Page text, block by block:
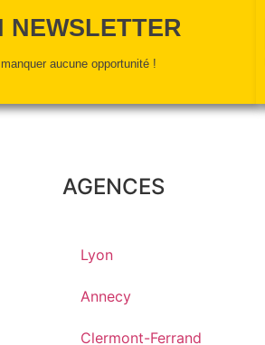
NEWSLETTER
aucune opportunité !
AGENCES
Lyon
Annecy
Clermont-Ferrand